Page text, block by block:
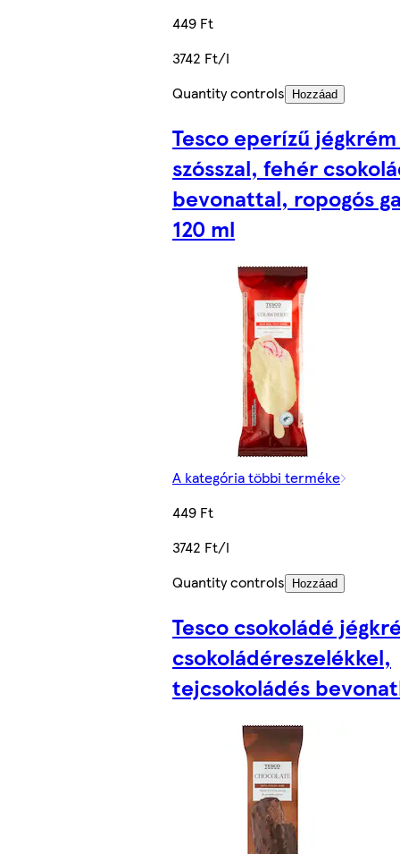
449 Ft
3742 Ft/l
Quantity controls
Hozzáad
Tesco eperízű
szósszal, fehér
bevonattal, ropogós
120 ml
A kategória többi terméke
449 Ft
3742 Ft/l
Quantity controls
Hozzáad
Tesco csokoládé
csokoládéreszelékkel,
tejcsokoládés